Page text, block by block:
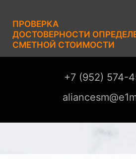
ПРОВЕРКА
ДОСТОВЕРНОСТИ
СМЕТНОЙ СТОИМОСТИ
+7 (952) 574-